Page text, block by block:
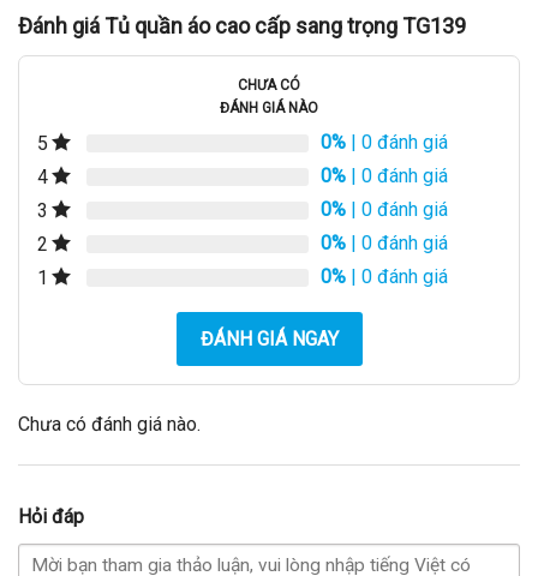
Đánh giá Tủ quần áo cao cấp sang trọng TG139
CHƯA CÓ
ĐÁNH GIÁ NÀO
5 0% | 0 đánh giá
4
0% | 0 đánh giá
3
0% | 0 đánh giá
2
0% | 0 đánh giá
1
0% | 0 đánh giá
ĐÁNH GIÁ NGAY
Chưa có đánh giá nào.
Hỏi đáp